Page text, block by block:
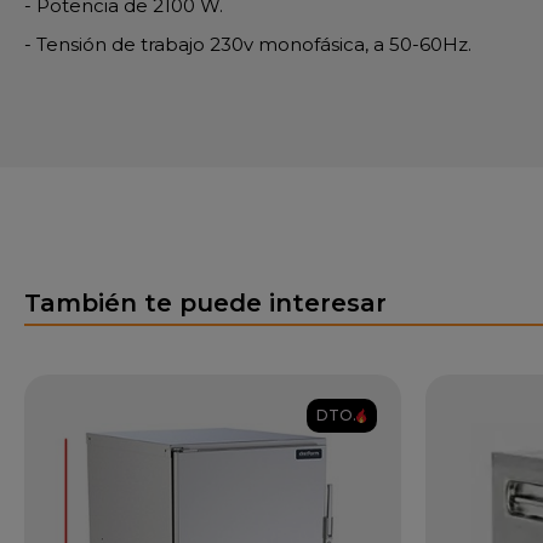
- Potencia de 2100 W.
- Tensión de trabajo 230v monofásica, a 50-60Hz.
También te puede interesar
DTO.